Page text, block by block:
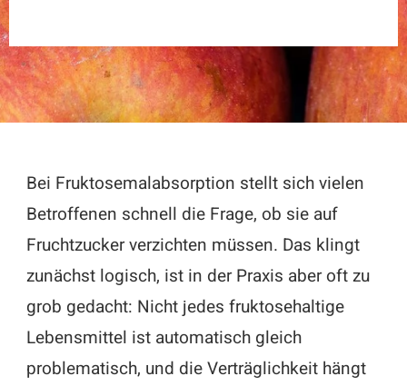
Bei Fruktosemalabsorption stellt sich vielen
Betroffenen schnell die Frage, ob sie auf
Fruchtzucker verzichten müssen. Das klingt
zunächst logisch, ist in der Praxis aber oft zu
grob gedacht: Nicht jedes fruktosehaltige
Lebensmittel ist automatisch gleich
problematisch, und die Verträglichkeit hängt